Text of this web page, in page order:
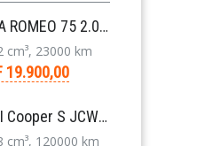
ALFA ROMEO 75 2.0 TS Super Berlina 5-Gang 1991
cm³, 23000 km
19.900,00
MINI Cooper S JCW R56 N14 Kleinwagen 6-Gang 2011
cm³, 120000 km